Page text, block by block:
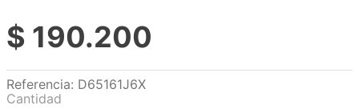
$ 190.200
Referencia: D65161J6X
Cantidad